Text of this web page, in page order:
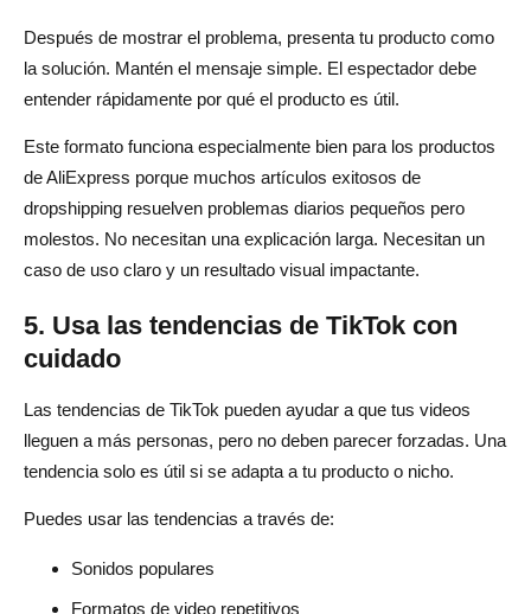
Después de mostrar el problema, presenta tu producto como
la solución. Mantén el mensaje simple. El espectador debe
entender rápidamente por qué el producto es útil.
Este formato funciona especialmente bien para los productos
de AliExpress porque muchos artículos exitosos de
dropshipping resuelven problemas diarios pequeños pero
molestos. No necesitan una explicación larga. Necesitan un
caso de uso claro y un resultado visual impactante.
5. Usa las tendencias de TikTok con
cuidado
Las tendencias de TikTok pueden ayudar a que tus videos
lleguen a más personas, pero no deben parecer forzadas. Una
tendencia solo es útil si se adapta a tu producto o nicho.
Puedes usar las tendencias a través de:
Sonidos populares
Formatos de video repetitivos